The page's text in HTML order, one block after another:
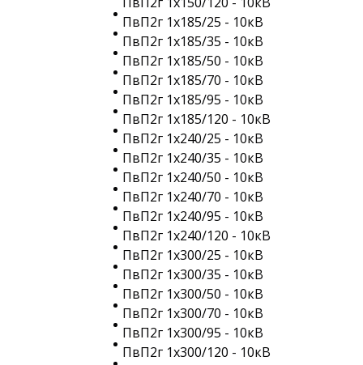
ПвП2г 1х185/25 - 10кВ
ПвП2г 1х185/35 - 10кВ
ПвП2г 1х185/50 - 10кВ
ПвП2г 1х185/70 - 10кВ
ПвП2г 1х185/95 - 10кВ
ПвП2г 1х185/120 - 10кВ
ПвП2г 1х240/25 - 10кВ
ПвП2г 1х240/35 - 10кВ
ПвП2г 1х240/50 - 10кВ
ПвП2г 1х240/70 - 10кВ
ПвП2г 1х240/95 - 10кВ
ПвП2г 1х240/120 - 10кВ
ПвП2г 1х300/25 - 10кВ
ПвП2г 1х300/35 - 10кВ
ПвП2г 1х300/50 - 10кВ
ПвП2г 1х300/70 - 10кВ
ПвП2г 1х300/95 - 10кВ
ПвП2г 1х300/120 - 10кВ